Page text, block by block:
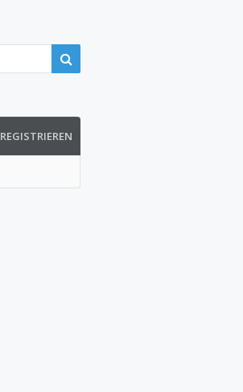
REGISTRIEREN